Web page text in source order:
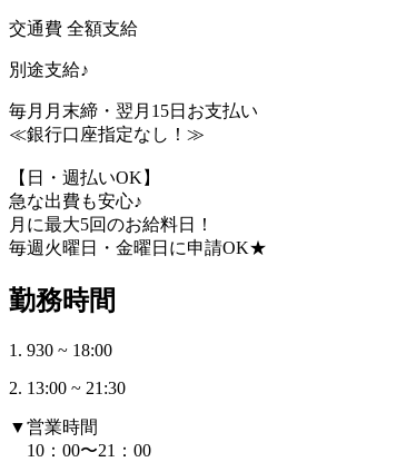
交通費 全額支給
別途支給♪
毎月月末締・翌月15日お支払い
≪銀行口座指定なし！≫
【日・週払いOK】
急な出費も安心♪
月に最大5回のお給料日！
毎週火曜日・金曜日に申請OK★
勤務時間
1. 930 ~ 18:00
2. 13:00 ~ 21:30
▼営業時間
10：00〜21：00